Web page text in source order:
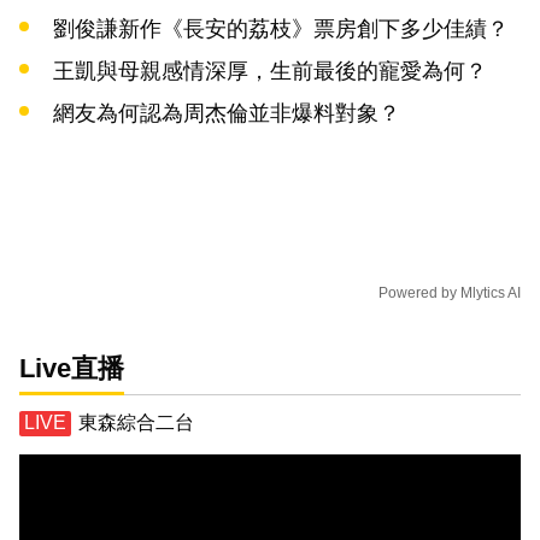
劉俊謙新作《長安的荔枝》票房創下多少佳績？
王凱與母親感情深厚，生前最後的寵愛為何？
網友為何認為周杰倫並非爆料對象？
Powered by Mlytics AI
Live直播
東森綜合二台